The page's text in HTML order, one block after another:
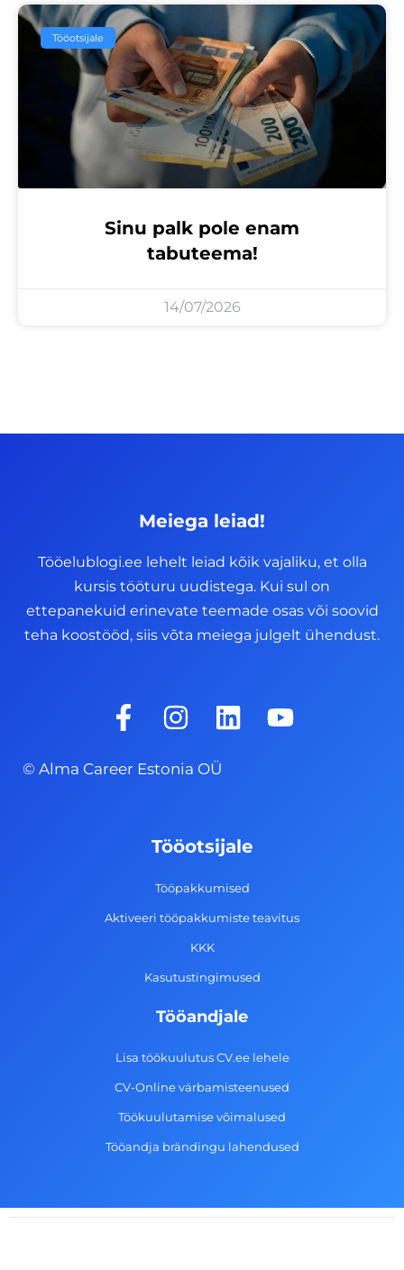
Tööotsijale
Sinu palk pole enam
tabuteema!
14/07/2026
Meiega leiad!
Tööelublogi.ee lehelt leiad kõik vajaliku, et olla
kursis tööturu uudistega. Kui sul on
ettepanekuid erinevate teemade osas või soovid
teha koostööd, siis võta meiega julgelt ühendust.
F
a
e
-
I
n
s
t
g
r
a
m
L
i
d
i
n
Y
o
© Alma Career Estonia OÜ
Tööotsijale
Tööpakkumised
Aktiveeri tööpakkumiste teavitus
KKK
Kasutustingimused
Tööandjale
Lisa töökuulutus CV.ee lehele
CV-Online värbamisteenused
Töökuulutamise võimalused
Tööandja brändingu lahendused